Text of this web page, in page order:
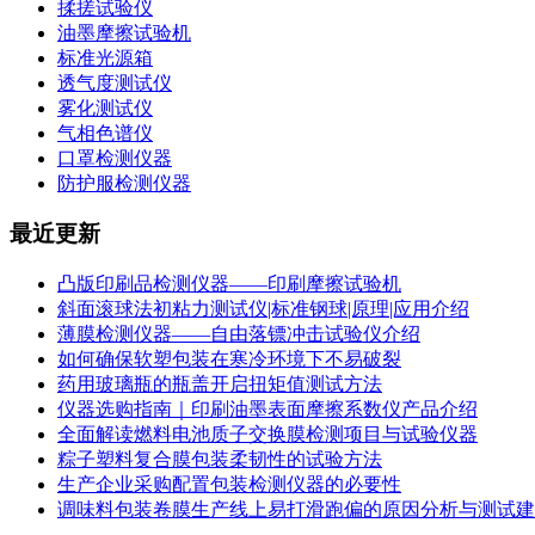
揉搓试验仪
油墨摩擦试验机
标准光源箱
透气度测试仪
雾化测试仪
气相色谱仪
口罩检测仪器
防护服检测仪器
最近更新
凸版印刷品检测仪器——印刷摩擦试验机
斜面滚球法初粘力测试仪|标准钢球|原理|应用介绍
薄膜检测仪器——自由落镖冲击试验仪介绍
如何确保软塑包装在寒冷环境下不易破裂
药用玻璃瓶的瓶盖开启扭矩值测试方法
仪器选购指南｜印刷油墨表面摩擦系数仪产品介绍
全面解读燃料电池质子交换膜检测项目与试验仪器
粽子塑料复合膜包装柔韧性的试验方法
生产企业采购配置包装检测仪器的必要性
调味料包装卷膜生产线上易打滑跑偏的原因分析与测试